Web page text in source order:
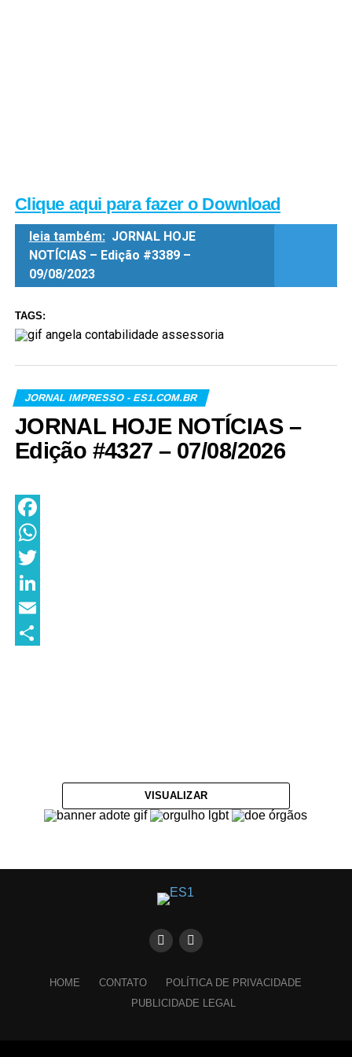
Clique aqui para fazer o Download
leia também: JORNAL HOJE
NOTÍCIAS – Edição #3389 –
09/08/2023
TAGS:
JORNAL IMPRESSO - ES1.COM.BR
JORNAL HOJE NOTÍCIAS –
Edição #4327 – 07/08/2026
Facebook
WhatsApp
Twitter
LinkedIn
Email
VISUALIZAR
HOME CONTATO
POLÍTICA DE PRIVACIDADE
PUBLICIDADE LEGAL